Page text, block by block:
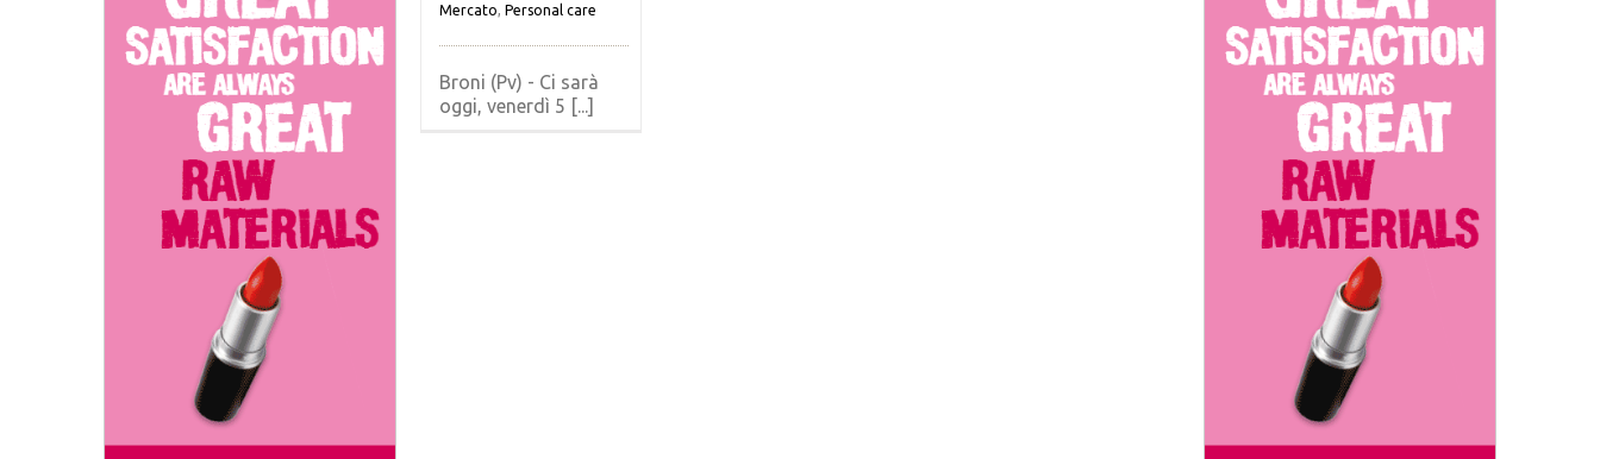
Mercato Personal care
Broni (Pv) - Ci sarà
oggi, venerdì 5 [...]